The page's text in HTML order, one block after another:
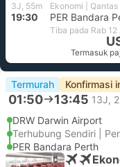
3J, 55m Ekonomi |
19:30 PER Bandara
Tiba pada Rab 12
Termasuk
Termurah Konfirmasi
01:50 13:45 13J,
DRW Darwin Airport
Terhubung Sendiri |
PER Bandara Perth